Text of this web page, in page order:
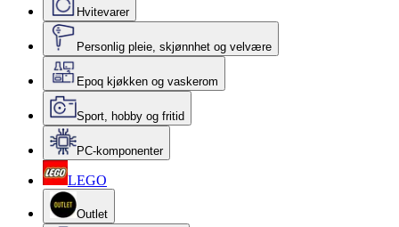
Hvitevarer
Personlig pleie, skjønnhet og velvære
Epoq kjøkken og vaskerom
Sport, hobby og fritid
PC-komponenter
LEGO
Outlet